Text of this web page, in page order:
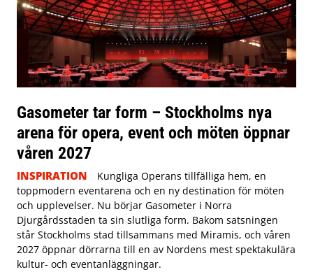
Gasometer tar form – Stockholms nya
arena för opera, event och möten öppnar
våren 2027
INSPIRATION
Kungliga Operans tillfälliga hem, en
toppmodern eventarena och en ny destination för möten
och upplevelser. Nu börjar Gasometer i Norra
Djurgårdsstaden ta sin slutliga form. Bakom satsningen
står Stockholms stad tillsammans med Miramis, och våren
2027 öppnar dörrarna till en av Nordens mest spektakulära
kultur- och eventanläggningar.